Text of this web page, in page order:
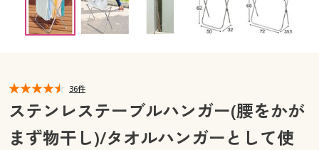
カタログ無料プレゼント
マイページ
閲覧履歴
会員メニュー
閲覧履歴
お気に入り
36件
ステンレステーブルハンガー(腰をかが
まず物干し)/タオルハンガーとして使